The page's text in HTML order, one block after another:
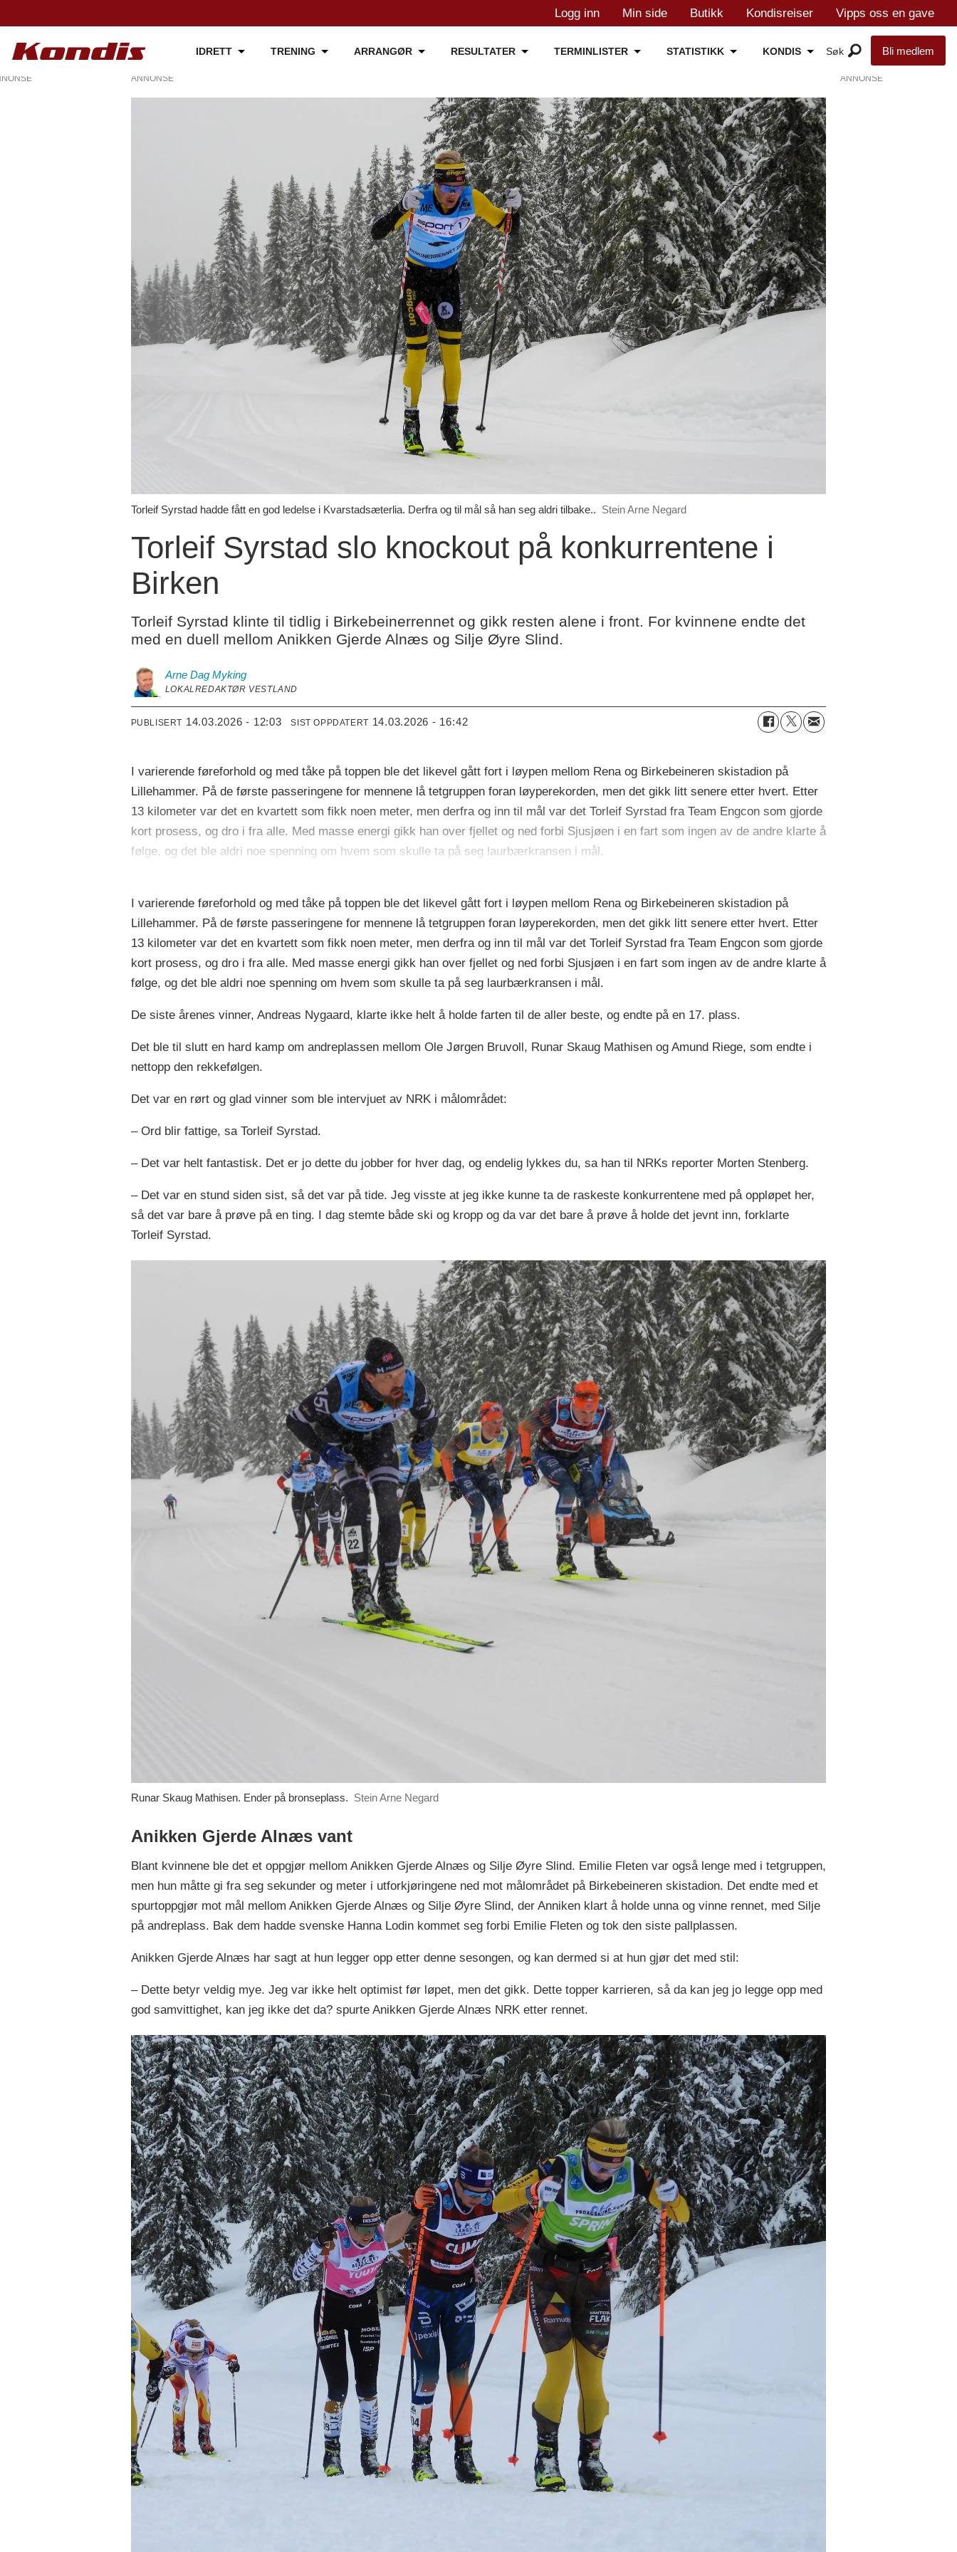
Logg inn Min side Butikk Kondisreiser Vipps oss en gave
IDRETT TRENING ARRANGØR RESULTATER TERMINLISTER STATISTIKK KONDIS Bli medlem
ANNONSE
Torleif Syrstad hadde fått en god ledelse i Kvarstadsæterlia. Derfra og til mål så han seg aldri tilbake.. Stein Arne Negard
Torleif Syrstad slo knockout på konkurrentene i
Birken
Torleif Syrstad klinte til tidlig i Birkebeinerrennet og gikk resten alene i front. For kvinnene endte det
med en duell mellom Anikken Gjerde Alnæs og Silje Øyre Slind.
Arne Dag Myking
LOKALREDAKTØR VESTLAND
PUBLISERT 14.03.2026 - 12:03 SIST OPPDATERT 14.03.2026 - 16:42
I varierende føreforhold og med tåke på toppen ble det likevel gått fort i løypen mellom Rena og Birkebeineren skistadion på
Lillehammer. På de første passeringene for mennene lå tetgruppen foran løyperekorden, men det gikk litt senere etter hvert. Etter
13 kilometer var det en kvartett som fikk noen meter, men derfra og inn til mål var det Torleif Syrstad fra Team Engcon som gjorde
kort prosess, og dro i fra alle. Med masse energi gikk han over fjellet og ned forbi Sjusjøen i en fart som ingen av de andre klarte å
følge, og det ble aldri noe spenning om hvem som skulle ta på seg laurbærkransen i mål.
I varierende føreforhold og med tåke på toppen ble det likevel gått fort i løypen mellom Rena og Birkebeineren skistadion på
Lillehammer. På de første passeringene for mennene lå tetgruppen foran løyperekorden, men det gikk litt senere etter hvert. Etter
13 kilometer var det en kvartett som fikk noen meter, men derfra og inn til mål var det Torleif Syrstad fra Team Engcon som gjorde
kort prosess, og dro i fra alle. Med masse energi gikk han over fjellet og ned forbi Sjusjøen i en fart som ingen av de andre klarte å
følge, og det ble aldri noe spenning om hvem som skulle ta på seg laurbærkransen i mål.
De siste årenes vinner, Andreas Nygaard, klarte ikke helt å holde farten til de aller beste, og endte på en 17. plass.
Det ble til slutt en hard kamp om andreplassen mellom Ole Jørgen Bruvoll, Runar Skaug Mathisen og Amund Riege, som endte i
nettopp den rekkefølgen.
Det var en rørt og glad vinner som ble intervjuet av NRK i målområdet:
– Ord blir fattige, sa Torleif Syrstad.
– Det var helt fantastisk. Det er jo dette du jobber for hver dag, og endelig lykkes du, sa han til NRKs reporter Morten Stenberg.
– Det var en stund siden sist, så det var på tide. Jeg visste at jeg ikke kunne ta de raskeste konkurrentene med på oppløpet her,
så det var bare å prøve på en ting. I dag stemte både ski og kropp og da var det bare å prøve å holde det jevnt inn, forklarte
Torleif Syrstad.
Runar Skaug Mathisen. Ender på bronseplass. Stein Arne Negard
Anikken Gjerde Alnæs vant
Blant kvinnene ble det et oppgjør mellom Anikken Gjerde Alnæs og Silje Øyre Slind. Emilie Fleten var også lenge med i tetgruppen,
men hun måtte gi fra seg sekunder og meter i utforkjøringene ned mot målområdet på Birkebeineren skistadion. Det endte med et
spurtoppgjør mot mål mellom Anikken Gjerde Alnæs og Silje Øyre Slind, der Anniken klart å holde unna og vinne rennet, med Silje
på andreplass. Bak dem hadde svenske Hanna Lodin kommet seg forbi Emilie Fleten og tok den siste pallplassen.
Anikken Gjerde Alnæs har sagt at hun legger opp etter denne sesongen, og kan dermed si at hun gjør det med stil:
– Dette betyr veldig mye. Jeg var ikke helt optimist før løpet, men det gikk. Dette topper karrieren, så da kan jeg jo legge opp med
god samvittighet, kan jeg ikke det da? spurte Anikken Gjerde Alnæs NRK etter rennet.
ANNONSE